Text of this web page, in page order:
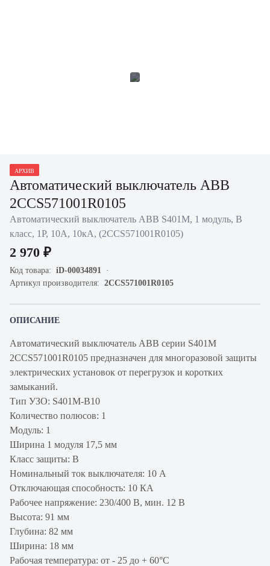
АРХИВ
Автоматический выключатель ABB
2CCS571001R0105
Автоматический выключатель ABB S401M, 1 модуль, B
класс, 1P, 10А, 10кА, (2CCS571001R0105)
2 970 ₽
Код товара: iD-00034891
Артикул производителя: 2CCS571001R0105
ОПИСАНИЕ
Автоматический выключатель ABB серии S401M
2CCS571001R0105 предназначен для многоразовой защиты
электрических установок от перегрузок и коротких
замыканий.
Тип УЗО: S401M-B10
Количество полюсов: 1
Модуль: 1
Ширина 1 модуля 17,5 мм
Класс защиты: В
Номинальный ток выключателя: 10 А
Отключающая способность: 10 КА
Рабочее напряжение: 230/400 В, мин. 12 В
Высота: 91 мм
Глубина: 82 мм
Ширина: 18 мм
Рабочая температура: от - 25 до + 60°С